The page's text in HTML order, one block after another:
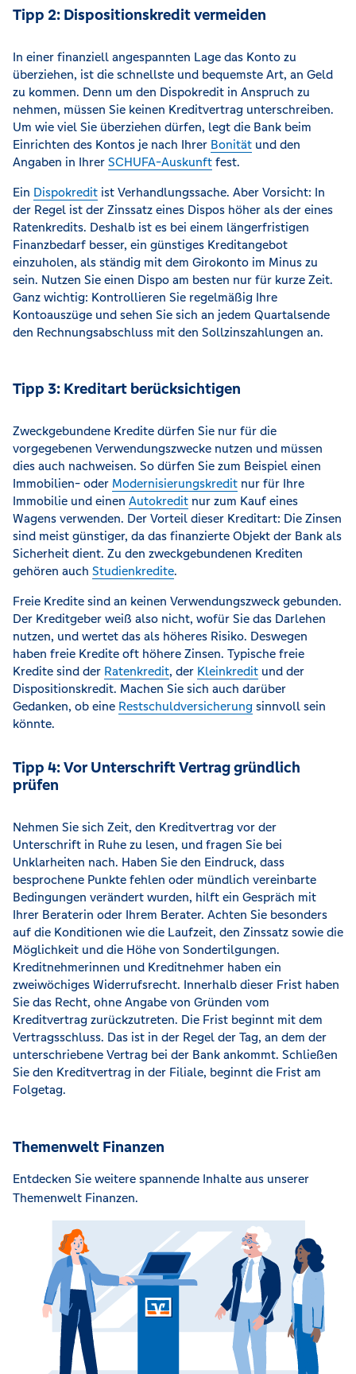
Tipp 2: Dispositionskredit vermeiden
In einer finanziell angespannten Lage das Konto zu
überziehen, ist die schnellste und bequemste Art, an Geld
zu kommen. Denn um den Dispokredit in Anspruch zu
nehmen, müssen Sie keinen Kreditvertrag unterschreiben.
Um wie viel Sie überziehen dürfen, legt die Bank beim
Einrichten des Kontos je nach Ihrer Bonität und den
Angaben in Ihrer SCHUFA-Auskunft fest.
Ein Dispokredit ist Verhandlungssache. Aber Vorsicht: In
der Regel ist der Zinssatz eines Dispos höher als der eines
Ratenkredits. Deshalb ist es bei einem längerfristigen
Finanzbedarf besser, ein günstiges Kreditangebot
einzuholen, als ständig mit dem Girokonto im Minus zu
sein. Nutzen Sie einen Dispo am besten nur für kurze Zeit.
Ganz wichtig: Kontrollieren Sie regelmäßig Ihre
Kontoauszüge und sehen Sie sich an jedem Quartalsende
den Rechnungsabschluss mit den Sollzinszahlungen an.
Tipp 3: Kreditart berücksichtigen
Zweckgebundene Kredite dürfen Sie nur für die
vorgegebenen Verwendungszwecke nutzen und müssen
dies auch nachweisen. So dürfen Sie zum Beispiel einen
Immobilien- oder Modernisierungskredit nur für Ihre
Immobilie und einen Autokredit nur zum Kauf eines
Wagens verwenden. Der Vorteil dieser Kreditart: Die Zinsen
sind meist günstiger, da das finanzierte Objekt der Bank als
Sicherheit dient. Zu den zweckgebundenen Krediten
gehören auch Studienkredite.
Freie Kredite sind an keinen Verwendungszweck gebunden.
Der Kreditgeber weiß also nicht, wofür Sie das Darlehen
nutzen, und wertet das als höheres Risiko. Deswegen
haben freie Kredite oft höhere Zinsen. Typische freie
Kredite sind der Ratenkredit, der Kleinkredit und der
Dispositionskredit. Machen Sie sich auch darüber
Gedanken, ob eine Restschuldversicherung sinnvoll sein
könnte.
Tipp 4: Vor Unterschrift Vertrag gründlich
prüfen
Nehmen Sie sich Zeit, den Kreditvertrag vor der
Unterschrift in Ruhe zu lesen, und fragen Sie bei
Unklarheiten nach. Haben Sie den Eindruck, dass
besprochene Punkte fehlen oder mündlich vereinbarte
Bedingungen verändert wurden, hilft ein Gespräch mit
Ihrer Beraterin oder Ihrem Berater. Achten Sie besonders
auf die Konditionen wie die Laufzeit, den Zinssatz sowie die
Möglichkeit und die Höhe von Sondertilgungen.
Kreditnehmerinnen und Kreditnehmer haben ein
zweiwöchiges Widerrufsrecht. Innerhalb dieser Frist haben
Sie das Recht, ohne Angabe von Gründen vom
Kreditvertrag zurückzutreten. Die Frist beginnt mit dem
Vertragsschluss. Das ist in der Regel der Tag, an dem der
unterschriebene Vertrag bei der Bank ankommt. Schließen
Sie den Kreditvertrag in der Filiale, beginnt die Frist am
Folgetag.
Themenwelt Finanzen
Entdecken Sie weitere spannende Inhalte aus unserer
Themenwelt Finanzen.